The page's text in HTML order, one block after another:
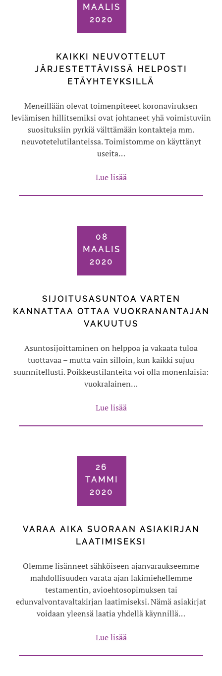
MAALIS
2020
KAIKKI NEUVOTTELUT
JÄRJESTETTÄVISSÄ HELPOSTI
ETÄYHTEYKSILLÄ
Meneillään olevat toimenpiteeet koronaviruksen
leviämisen hillitsemiksi ovat johtaneet yhä voimistuviin
suosituksiin pyrkiä välttämään kontakteja mm.
neuvotetelutilanteissa. Toimistomme on käyttänyt
useita…
Lue lisää
08
MAALIS
2020
SIJOITUSASUNTOA VARTEN
KANNATTAA OTTAA VUOKRANANTAJAN
VAKUUTUS
Asuntosijoittaminen on helppoa ja vakaata tuloa
tuottavaa – mutta vain silloin, kun kaikki sujuu
suunnitellusti. Poikkeustilanteita voi olla monenlaisia:
vuokralainen…
Lue lisää
26
TAMMI
2020
VARAA AIKA SUORAAN ASIAKIRJAN
LAATIMISEKSI
Olemme lisänneet sähköiseen ajanvaraukseemme
mahdollisuuden varata ajan lakimiehellemme
testamentin, avioehtosopimuksen tai
edunvalvontavaltakirjan laatimiseksi. Nämä asiakirjat
voidaan yleensä laatia yhdellä käynnillä…
Lue lisää